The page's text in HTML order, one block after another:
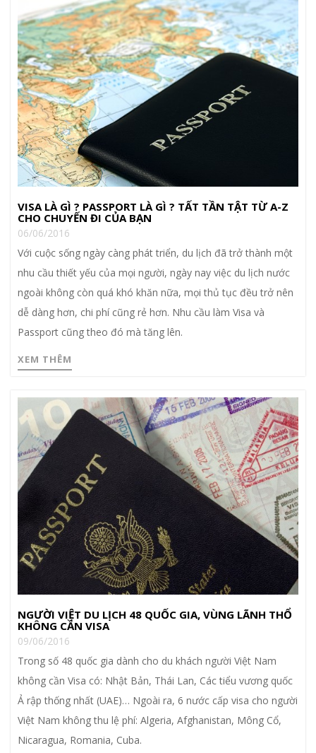
VISA LÀ GÌ ? PASSPORT LÀ GÌ ? TẤT TẦN TẬT TỪ A-Z
CHO CHUYẾN ĐI CỦA BẠN
06/06/2016
Với cuộc sống ngày càng phát triển, du lịch đã trở thành một
nhu cầu thiết yếu của mọi người, ngày nay việc du lịch nước
ngoài không còn quá khó khăn nữa, mọi thủ tục đều trở nên
dễ dàng hơn, chi phí cũng rẻ hơn. Nhu cầu làm Visa và
Passport cũng theo đó mà tăng lên.
XEM THÊM
NGƯỜI VIỆT DU LỊCH 48 QUỐC GIA, VÙNG LÃNH THỔ
KHÔNG CẦN VISA
09/06/2016
Trong số 48 quốc gia dành cho du khách người Việt Nam
không cần Visa có: Nhật Bản, Thái Lan, Các tiểu vương quốc
Ả rập thống nhất (UAE)… Ngoài ra, 6 nước cấp visa cho người
Việt Nam không thu lệ phí: Algeria, Afghanistan, Mông Cổ,
Nicaragua, Romania, Cuba.